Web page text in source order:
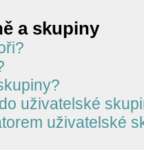
a skupiny
uživatelské
uživatelské